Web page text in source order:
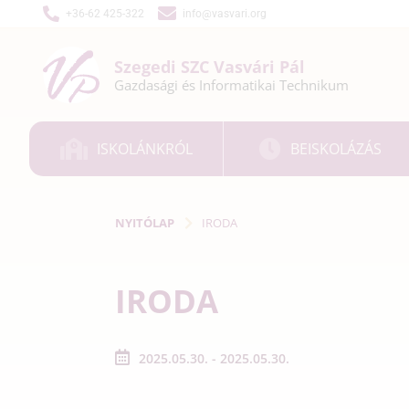
+36-62 425-322 info@vasvari.org
Szegedi SZC Vasvári Pál
Gazdasági és Informatikai Technikum
ISKOLÁNKRÓL BEISKOLÁZÁS
NYITÓLAP IRODA
IRODA
2025.05.30. - 2025.05.30.